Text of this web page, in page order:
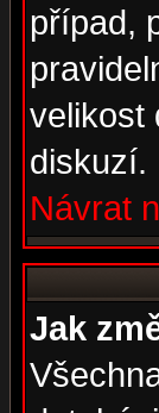
případ,
velikost
diskuzí.
Návrat
Jak